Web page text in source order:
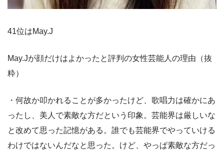
41位はMay.J
May.Jが顔だけはよかったと評判の女性芸能人の理由（抜
粋）
・何故か叩かれることが多かったけど、歌唱力は確かにあ
ったし、美人で素敵な方だという印象。芸能界は厳しいな
と改めて思った記憶がある。誰でも芸能界でやっていける
わけではないんだなと思った。けど、やっぱ素敵な方だっ